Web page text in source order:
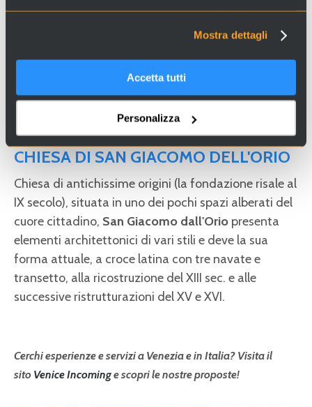
Mostra dettagli
Accetta tutti
Personalizza
CHIESA DI SAN GIACOMO DELL'ORIO
Chiesa di antichissime origini (la fondazione risale al
IX secolo), situata in uno dei pochi spazi alberati del
cuore cittadino, San Giacomo dall'Orio presenta
elementi architettonici di vari stili e deve la sua
forma attuale, a croce latina con tre navate e
transetto, alla ricostruzione del XIII sec. e alle
successive ristrutturazioni del XV e XVI.
Cerchi esperienze e servizi a Venezia e in Italia? Visita il
sito Venice Incominge scopri le nostre proposte!